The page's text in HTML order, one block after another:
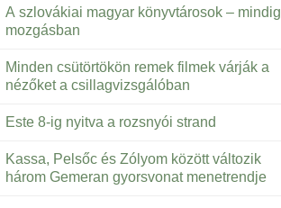
A szlovákiai magyar könyvtárosok – mindig
mozgásban
Minden csütörtökön remek filmek várják a
nézőket a csillagvizsgálóban
Este 8-ig nyitva a rozsnyói strand
Kassa, Pelsőc és Zólyom között változik
három Gemeran gyorsvonat menetrendje